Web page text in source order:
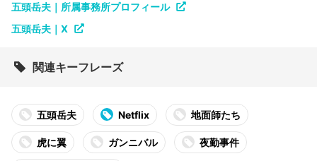
五頭岳夫｜所属事務所プロフィール
五頭岳夫｜X
関連キーフレーズ
五頭岳夫 Netflix 地面師たち
虎に翼 ガンニバル 夜勤事件